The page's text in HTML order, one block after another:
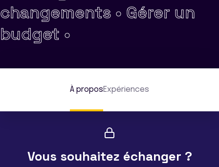
changements • Gérer un
budget •
À proposExpériences
Vous souhaitez échanger ?